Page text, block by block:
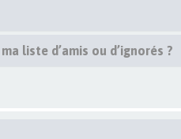
liste d’amis ou d’ignorés ?